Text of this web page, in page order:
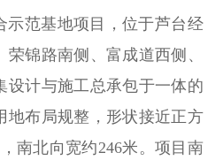
示范基地项目，位于芦台经
锦路南侧、富成道西侧、
设计与施工总承包于一体的
地布局规整，形状接近正方
南北向宽约246米。项目南